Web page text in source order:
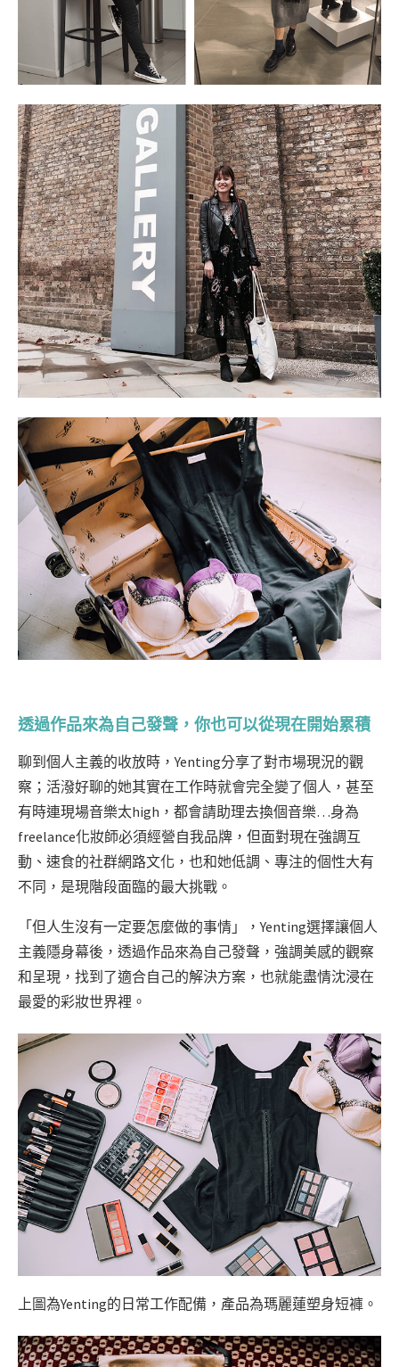
透過作品來為自己發聲，你也可以從現在開始累積
聊到個人主義的收放時，Yenting分享了對市場現況的觀
察；活潑好聊的她其實在工作時就會完全變了個人，甚至
有時連現場音樂太high，都會請助理去換個音樂…身為
freelance化妝師必須經營自我品牌，但面對現在強調互
動、速食的社群網路文化，也和她低調、專注的個性大有
不同，是現階段面臨的最大挑戰。
「但人生沒有一定要怎麼做的事情」，Yenting選擇讓個人
主義隱身幕後，透過作品來為自己發聲，強調美感的觀察
和呈現，找到了適合自己的解決方案，也就能盡情沈浸在
最愛的彩妝世界裡。
上圖為Yenting的日常工作配備，產品為瑪麗蓮塑身短褲。